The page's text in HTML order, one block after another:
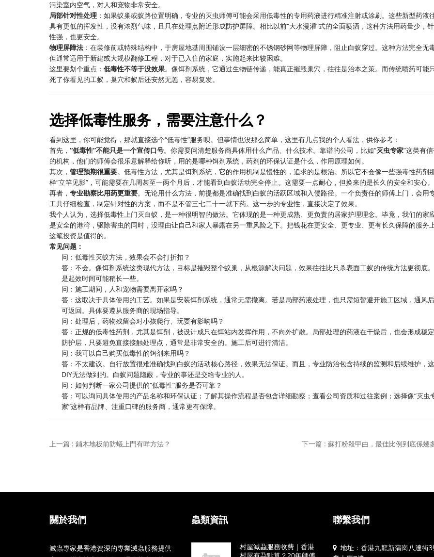
污染室内空气，对人和宠物非常安全。
局部针对性处理 ：如果蚁巢或蚁路位置明确，专业的灭虫师傅可能会采用低毒性的专用药液进行精准注射或涂刷。这些新型药液
具有更低的挥发性，没有浓烈气味，且只在处理点附近形成防护屏障。相比以前“大水漫灌”式的全面喷洒，这种方法用药量少，
性强，也更安全。
物理屏障法 ：在装修前或特殊结构中，于房屋地基周围铺设一层细密的不锈钢砂网等物理屏障，阻止白蚁穿过。这种方法完全无
但通常适用于新建或大规模翻修工程，对于已入住的家庭，实施起来比较困难。
这里要划个重点： 低毒性不等于没效果。像饵剂系统，它通过生物链传递，能真正摧毁巢穴，往往是治本之策。而传统喷药可能
死了你看见的工蚁，巢穴和蚁后还安然无恙，容易复发。
选择低毒性服务，需要注意什么？
看到这里，你可能觉得，那就直接选个“低毒性”服务呗。但事情也没那么简单，这里有几点我的个人看法，供你参考：
首先， “低毒性”不能只是一个宣传口号。你需要问清楚服务商具体用什么产品、什么技术。靠谱的公司，比如“灭虫专家”这类有
的机构，他们的师傅会很乐意解释给你听，用的是哪种饵剂系统，药剂的环保认证是什么，作用原理如何。
其次， 管理预期很重要。低毒性方法，尤其是饵剂系统，它的作用机制是慢性的，追求的是根治。所以它不会像一些强毒性药剂
样“立竿见影”，可能需要在几周甚至一两个月后，才能看到白蚁活动完全停止。这需要一点耐心，但换来的是长久的安全和安心。
再者， 专业勘察比用药更重要。无论用什么方法，前提都是准确找到白蚁的活跃区域和入侵路径。一个负责任的师傅上门，会用
工具仔细检查，制定针对性的方案，而不是不管三七二十一就下药。这一步的专业性，直接决定了效果。
我个人认为，选择低毒性上门灭白蚁，是一种很明智的做法。它体现的是一种更成熟、更负责的居家护理理念。毕竟，我们的家
是安全的港湾，驱除害虫的同时，没理由让自己和家人暴露在另一重风险之下。把钱花在更安全、更专业、更有长久保障的服务
这笔投资是值得的。
常见问题：
问：低毒性灭蚁方法，效果会不会打折扣？
答：不会。像饵剂系统这类现代方法，目标是摧毁整个蚁巢，从根源解决问题，效果往往比只杀表面工蚁的传统方法更彻底
是起效时间可能稍长一些。
问：施工期间，人和宠物需要离开家吗？
答：这取决于具体使用的工艺。如果是安装饵剂系统，通常无需撤离。若是局部药液处理，也只需短暂避开施工区域，通风
可返回。具体要遵从服务商的现场指导。
问：处理后，药物残留会对小孩爬行、玩耍有影响吗？
答：正规的低毒性药剂，尤其是饵剂，被设计成只在饵站内发挥作用，不向外扩散。局部处理的药液在干燥后，也会形成稳
防护层，只要避免直接接触处理点，通常是非常安全的。施工后可进行清洁。
问：我可以自己购买低毒性的饵剂来用吗？
答：不太建议。自行放置很难准确找到白蚁的活动核心路径，效果无法保证。而且，专业防治包含持续的监测和后续维护，
DIY无法做到的。白蚁问题隐蔽，专业的事还是交给专业的人。
问：如何判断一家公司提供的“低毒性”服务是否可靠？
答：可以询问具体使用的产品名称和环保认证；了解其操作流程是否包含详细勘察；查看公司资质和过往案例；选择像“灭虫
家”这样有品牌、注重口碑的服务商，通常更有保障。
上一篇 : 鋪木地板前防蟻上門有咩方法？ 下一篇 : 蘇打粉殺曱甴，最佳比例到底係幾
關於我們
滅蟲專家是香港資深的專業滅蟲服務提供
蟲類資訊
村屋滅蝨服務收費｜香港
聯繫我們
地址：香港九龍新蒲崗八達街